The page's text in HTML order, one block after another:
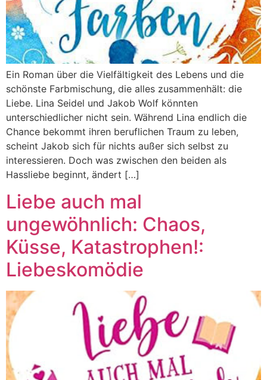
Ein Roman über die Vielfältigkeit des Lebens und die
schönste Farbmischung, die alles zusammenhält: die
Liebe. Lina Seidel und Jakob Wolf könnten
unterschiedlicher nicht sein. Während Lina endlich die
Chance bekommt ihren beruflichen Traum zu leben,
scheint Jakob sich für nichts außer sich selbst zu
interessieren. Doch was zwischen den beiden als
Hassliebe beginnt, ändert […]
Liebe auch mal
ungewöhnlich: Chaos,
Küsse, Katastrophen!:
Liebeskomödie